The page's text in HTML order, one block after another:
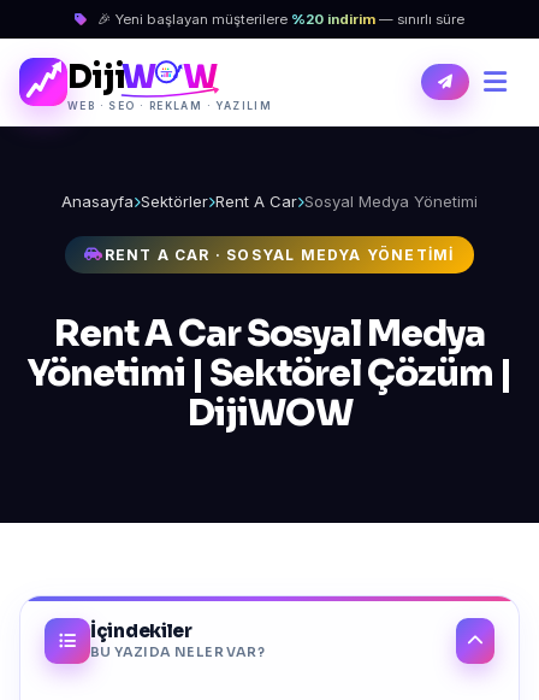
🎉 Yeni başlayan müşterilere%20 indirim— sınırlı süre
DijiW W
WEB · SEO · REKLAM · YAZILIM
Anasayfa Sektörler Rent A Car Sosyal Medya Yönetimi
RENT A CAR · SOSYAL MEDYA YÖNETIMI
Rent A Car Sosyal Medya
Yönetimi | Sektörel Çözüm |
DijiWOW
İçindekiler
BU YAZIDA NELER VAR?